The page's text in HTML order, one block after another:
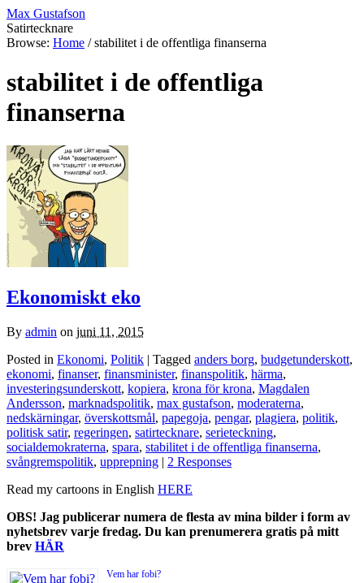
Max Gustafson
Satirtecknare
Browse: Home / stabilitet i de offentliga finanserna
stabilitet i de offentliga
finanserna
Ekonomiskt eko
By admin on juni 11, 2015
Posted in Ekonomi, Politik | Tagged anders borg, budgetunderskott,
ekonomi, finanser, finansminister, finanspolitik, härma,
investeringsunderskott, kopiera, krona för krona, Magdalen
Andersson, marknadspolitik, max gustafson, moderaterna,
nedskärningar, överskottsmål, papegoja, pengar, plagiera, politik,
politisk satir, regeringen, satirtecknare, serieteckning,
socialdemokraterna, spara, stabilitet i de offentliga finanserna,
svångremspolitik, upprepning | 2 Responses
Read my cartoons in English HERE
OBS! Jag publicerar numera de flesta av mina bilder i form av
nyhetsbrev varje fredag. Du kan prenumerera gratis på mitt
brev HÄR
Vem har fobi?